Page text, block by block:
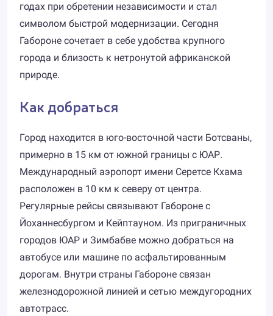
годах при обретении независимости и стал
символом быстрой модернизации. Сегодня
Габороне сочетает в себе удобства крупного
города и близость к нетронутой африканской
природе.
Как добраться
Город находится в юго-восточной части Ботсваны,
примерно в 15 км от южной границы с ЮАР.
Международный аэропорт имени Серетсе Кхама
расположен в 10 км к северу от центра.
Регулярные рейсы связывают Габороне с
Йоханнесбургом и Кейптауном. Из приграничных
городов ЮАР и Зимбабве можно добраться на
автобусе или машине по асфальтированным
дорогам. Внутри страны Габороне связан
железнодорожной линией и сетью междугородних
автотрасс.